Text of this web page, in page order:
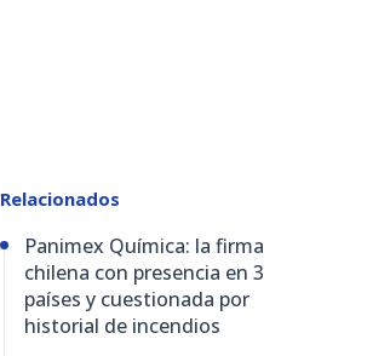
Relacionados
Panimex Química: la firma
chilena con presencia en 3
países y cuestionada por
historial de incendios